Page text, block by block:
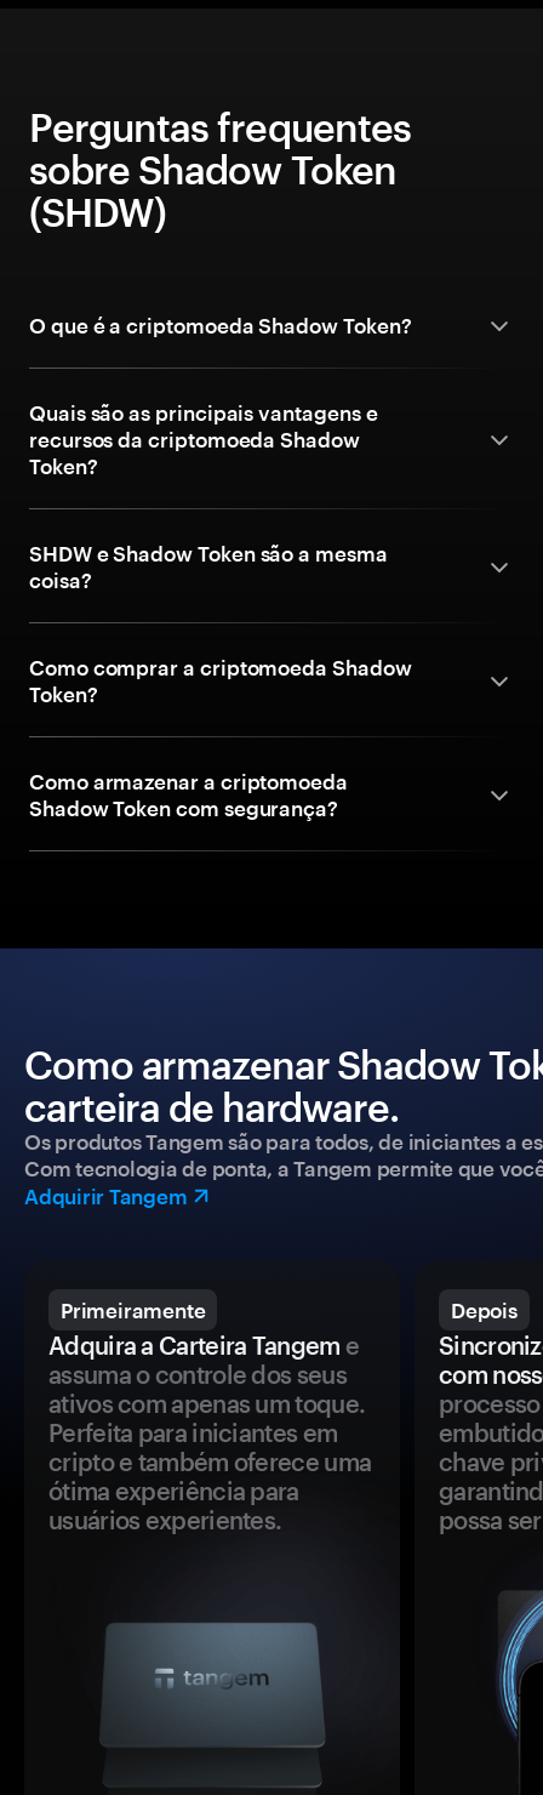
Perguntas frequentes
sobre Shadow Token
(SHDW)
O que é a criptomoeda Shadow Token?
Quais são as principais vantagens e
recursos da criptomoeda Shadow
Token?
SHDW e Shadow Token são a mesma
coisa?
Como comprar a criptomoeda Shadow
Token?
Como armazenar a criptomoeda
Shadow Token com segurança?
Como armazenar Shadow
carteira de hardware.
Os produtos Tangem são para todos, de iniciantes a
Com tecnologia de ponta, a Tangem permite que
Adquirir Tangem
Primeiramente
Adquira a Carteira Tangem e
assuma o controle dos seus
ativos com apenas um toque.
Perfeita para iniciantes em
cripto e também oferece uma
ótima experiência para
usuários experientes.
Depois
com
chave
possa